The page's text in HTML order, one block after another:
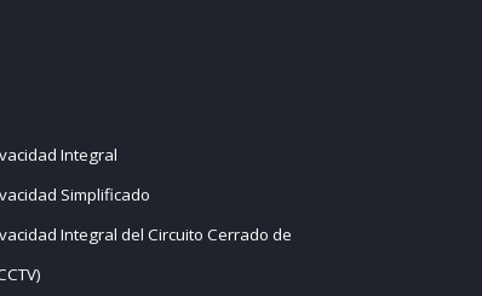
Integral
Simplificado
Integral del Circuito Cerrado de